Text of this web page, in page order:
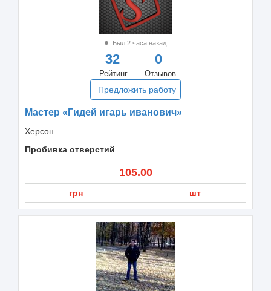
Был 2 часа назад
32
Рейтинг
0
Отзывов
Предложить работу
Мастер «Гидей игарь иванович»
Херсон
Пробивка отверстий
105.00
грн шт